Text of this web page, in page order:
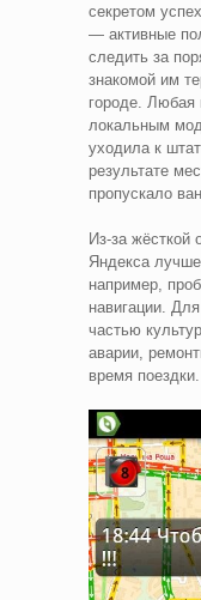
секретом
— активные
следить за
знакомой им
городе. Любая
локальным
уходила к
результате
пропускало
Из-за жёсткой
Яндекса
например,
навигации.
частью
аварии,
время поездки.